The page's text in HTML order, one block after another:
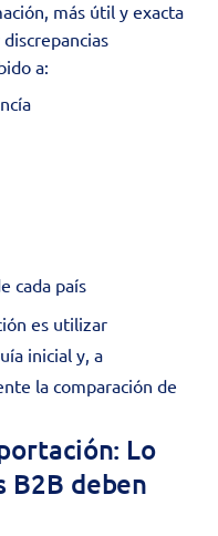
más útil y exacta
a:
cada país
es utilizar
inicial y, a
la comparación de
Lo
B2B deben